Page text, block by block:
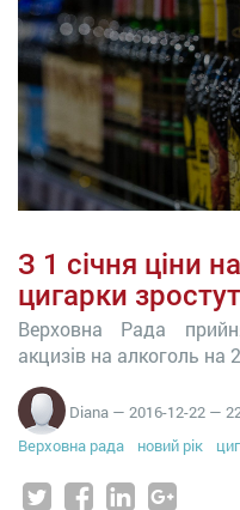
З 1 січня ціни
цигарки
Верховна Рада
акцизів на алкоголь на
Diana — 2016-12-22 —
Верховна рада
новий рік